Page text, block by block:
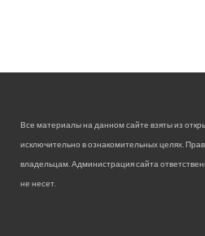
Все материалы на данном сайте взяты из
исключительно в ознакомительных целях.
владельцам. Администрация сайта
не несет.